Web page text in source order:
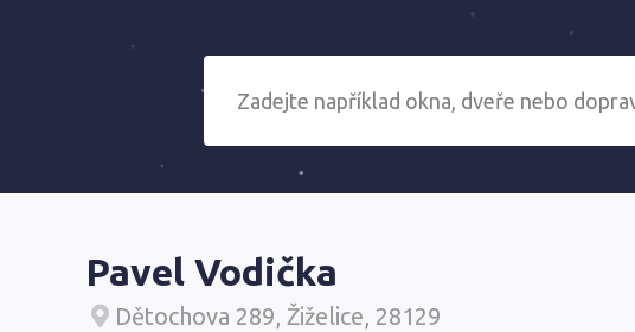
Pavel Vodička
Dětochova 289, Žiželice, 28129